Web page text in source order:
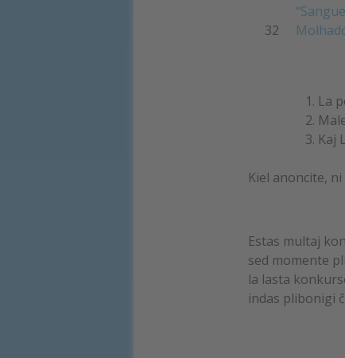
32
La
Kaj
Kiel anoncite,
Estas multaj
sed momente
la lasta
indas plibonigi